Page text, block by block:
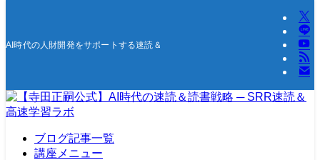
AI時代の人財開発をサポートする速読＆高速学習の研究所
ブログ記事一覧
講座メニュー